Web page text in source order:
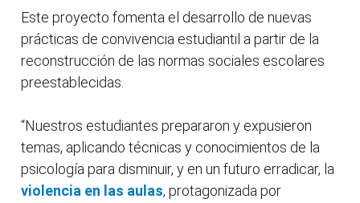
Este proyecto fomenta el desarrollo de nuevas
prácticas de convivencia estudiantil a partir de la
reconstrucción de las normas sociales escolares
preestablecidas.
“Nuestros estudiantes prepararon y expusieron
temas, aplicando técnicas y conocimientos de la
psicología para disminuir, y en un futuro erradicar, la
violencia en las aulas, protagonizada por